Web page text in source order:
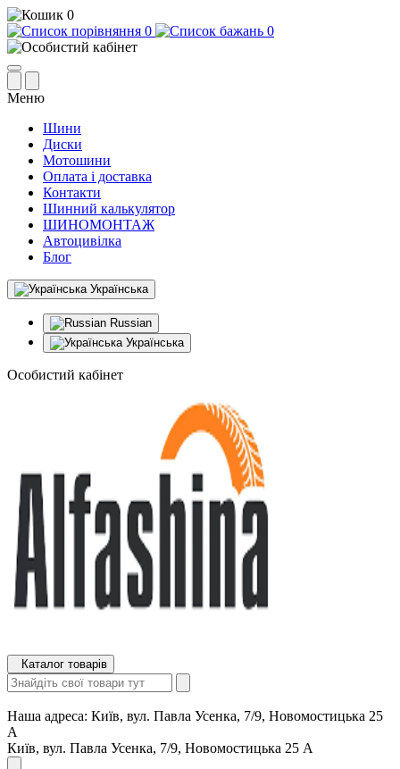
0
0
0
Меню
Шини
Диски
Мотошини
Оплата і доставка
Контакти
Шинний калькулятор
ШИНОМОНТАЖ
Автоцивілка
Блог
Українська
Russian
Українська
Особистий кабінет
Каталог товарів
Наша адреса: Київ, вул. Павла Усенка, 7/9, Новомостицька 25
А
Київ, вул. Павла Усенка, 7/9, Новомостицька 25 А